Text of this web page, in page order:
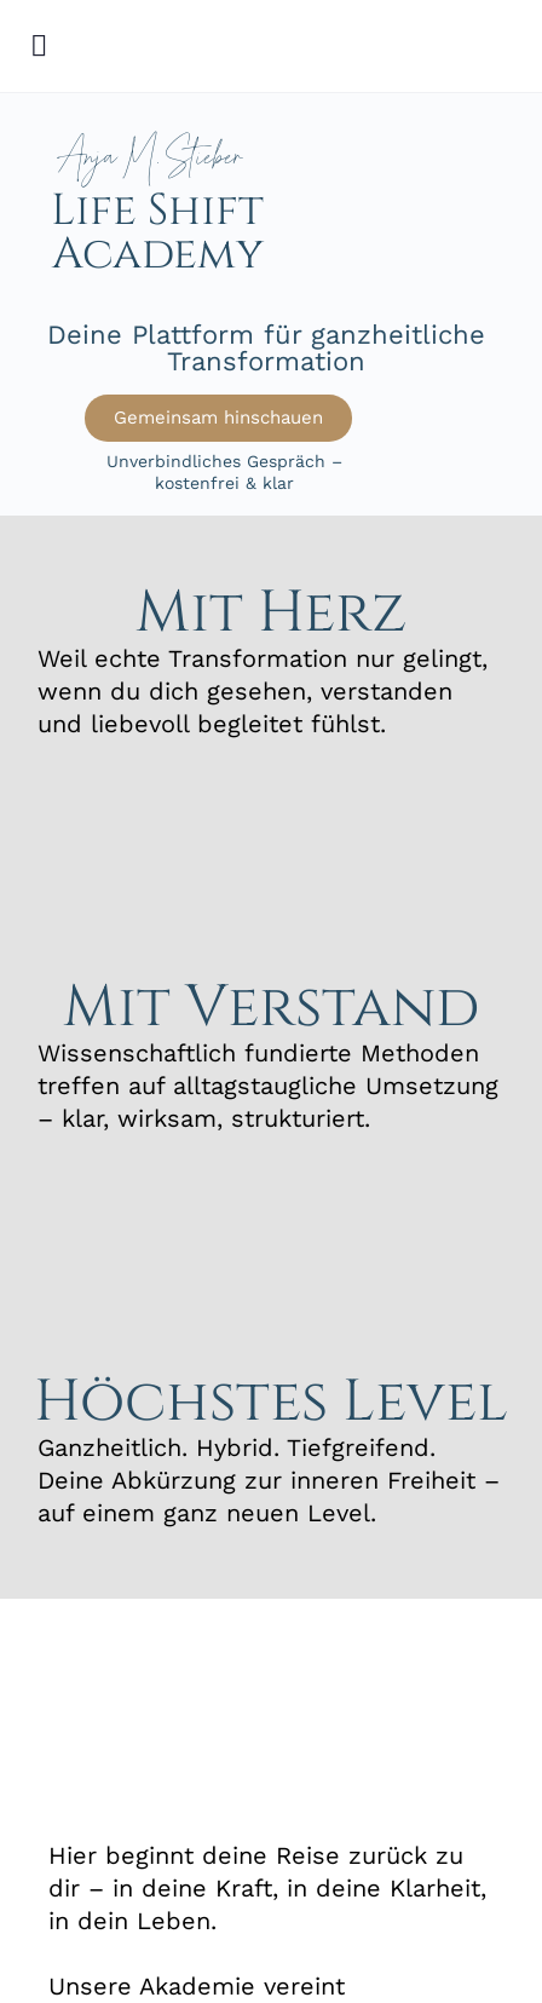
Anja M. Stieber
Life Shift
Academy
Deine Plattform für ganzheitliche
Transformation
Gemeinsam hinschauen
Unverbindliches Gespräch –
kostenfrei & klar
Mit Herz
Weil echte Transformation nur gelingt,
wenn du dich gesehen, verstanden
und liebevoll begleitet fühlst.
Mit Verstand
Wissenschaftlich fundierte Methoden
treffen auf alltagstaugliche Umsetzung
– klar, wirksam, strukturiert.
Höchstes Level
Ganzheitlich. Hybrid. Tiefgreifend.
Deine Abkürzung zur inneren Freiheit –
auf einem ganz neuen Level.
Hier beginnt deine Reise zurück zu
dir – in deine Kraft, in deine Klarheit,
in dein Leben.
Unsere Akademie vereint